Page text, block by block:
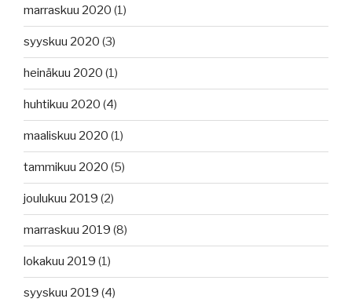
marraskuu 2020 (1)
syyskuu 2020 (3)
heinäkuu 2020 (1)
huhtikuu 2020 (4)
maaliskuu 2020 (1)
tammikuu 2020 (5)
joulukuu 2019 (2)
marraskuu 2019 (8)
lokakuu 2019 (1)
syyskuu 2019 (4)